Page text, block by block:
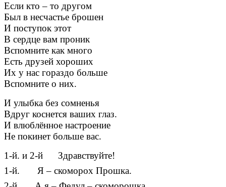
Если кто – то другом
Был в несчастье брошен
И поступок этот
В сердце вам проник
Вспомните как много
Есть друзей хороших
Их у нас гораздо больше
Вспомните о них.
И улыбка без сомненья
Вдруг коснется ваших глаз.
И влюблённое настроение
Не покинет больше вас.
1-й. и 2-й Здравствуйте!
1-й. Я – скоморох Прошка.